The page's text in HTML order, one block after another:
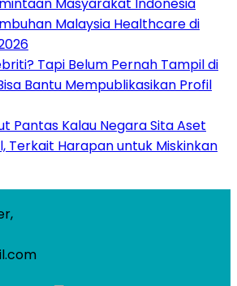
Masyarakat Indonesia
Malaysia Healthcare di
Tapi Belum Pernah Tampil di
Bantu Mempublikasikan Profil
Pantas Kalau Negara Sita Aset
Terkait Harapan untuk Miskinkan